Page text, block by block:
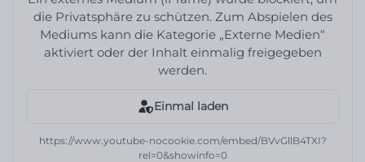
die Privatsphäre zu schützen. Zum Abspielen des
Mediums kann die Kategorie „Externe Medien“
aktiviert oder der Inhalt einmalig freigegeben
werden.
Einmal laden
https://www.youtube-nocookie.com/embed/BVvGllB4TXI?
rel=0&showinfo=0